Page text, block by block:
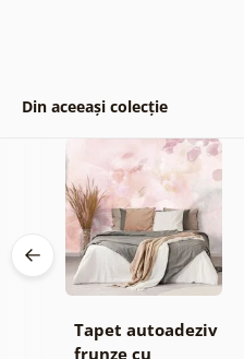
Din aceeași colecție
Tapet autoadeziv
frunze cu